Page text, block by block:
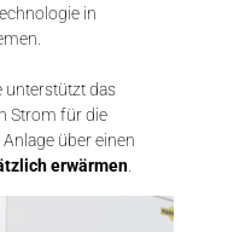
in
unterstützt das
Strom für die
über einen
erwärmen.